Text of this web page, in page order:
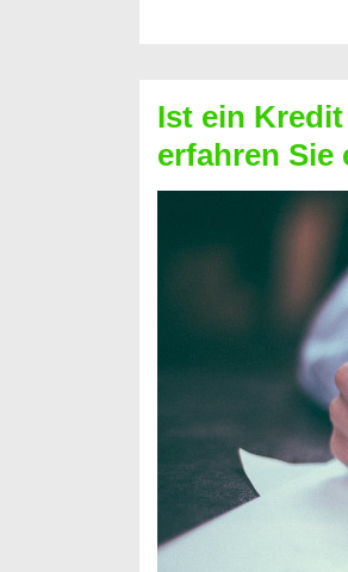
Prepaid
ist
nicht
Ist ein
erfahren Sie